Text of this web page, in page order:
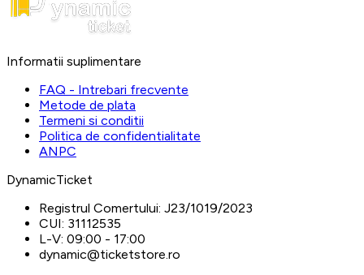
Informatii suplimentare
FAQ - Intrebari frecvente
Metode de plata
Termeni si conditii
Politica de confidentialitate
ANPC
DynamicTicket
Registrul Comertului: J23/1019/2023
CUI: 31112535
L-V: 09:00 - 17:00
dynamic@ticketstore.ro